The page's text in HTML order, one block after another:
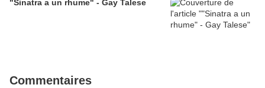
"Sinatra a un rhume" - Gay Talese
Commentaires